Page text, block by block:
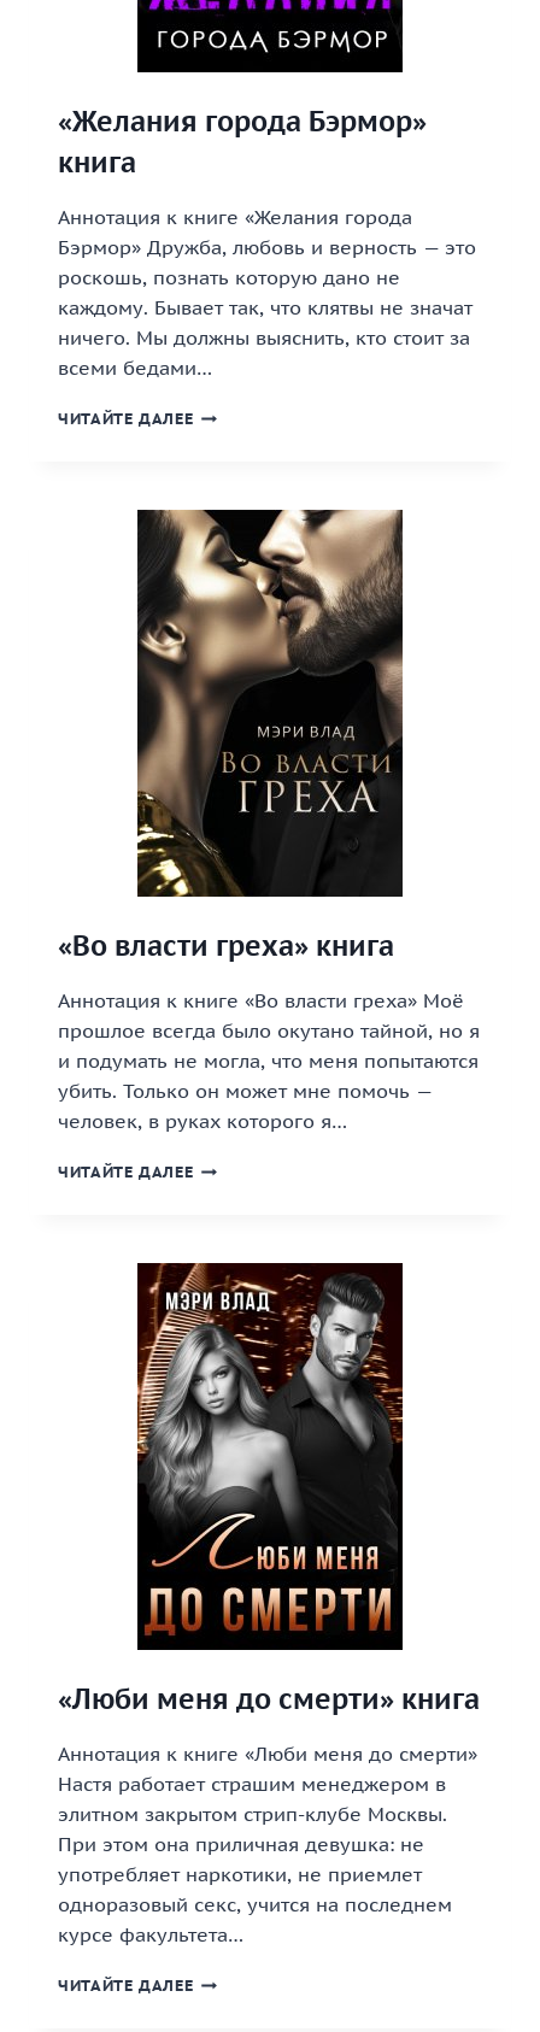
«Желания города Бэрмор»
книга
Аннотация к книге «Желания города
Бэрмор» Дружба, любовь и верность — это
роскошь, познать которую дано не
каждому. Бывает так, что клятвы не значат
ничего. Мы должны выяснить, кто стоит за
всеми бедами…
ЧИТАЙТЕ ДАЛЕЕ «ЖЕЛАНИЯ
«Во власти греха» книга
Аннотация к книге «Во власти греха» Моё
прошлое всегда было окутано тайной, но я
и подумать не могла, что меня попытаются
убить. Только он может мне помочь —
человек, в руках которого я…
ЧИТАЙТЕ ДАЛЕЕ «ВО
«Люби меня до смерти» книга
Аннотация к книге «Люби меня до смерти»
Настя работает страшим менеджером в
элитном закрытом стрип-клубе Москвы.
При этом она приличная девушка: не
употребляет наркотики, не приемлет
одноразовый секс, учится на последнем
курсе факультета…
ЧИТАЙТЕ ДАЛЕЕ «ЛЮБИ